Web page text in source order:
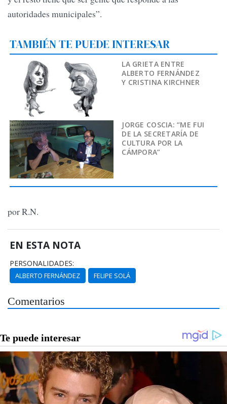
autoridades municipales”.
TAMBIÉN TE PUEDE INTERESAR
LA GRIETA ENTRE
ALBERTO FERNÁNDEZ
Y CRISTINA KIRCHNER
JORGE COSCIA: “ME FUI
DE LA SECRETARÍA DE
CULTURA POR LA
CÁMPORA”
por R.N.
EN ESTA NOTA
PERSONALIDADES:
ALBERTO FERNÁNDEZ FELIPE SOLÁ
Comentarios